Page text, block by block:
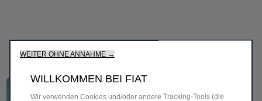
WEITER OHNE ANNAHME →
WILLKOMMEN BEI FIAT
Wir verwenden Cookies und/oder andere Tracking-Tools (die